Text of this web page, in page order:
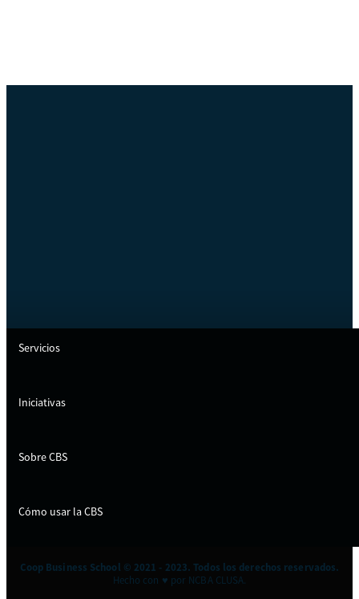
Servicios
Iniciativas
Sobre CBS
Cómo usar la CBS
Coop Business School © 2021 - 2023. Todos los derechos reservados.
Hecho con ♥ por NCBA CLUSA.